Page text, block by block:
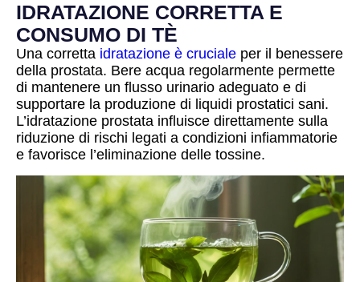
IDRATAZIONE CORRETTA E
CONSUMO DI TÈ
Una corretta idratazione è cruciale per il benessere
della prostata. Bere acqua regolarmente permette
di mantenere un flusso urinario adeguato e di
supportare la produzione di liquidi prostatici sani.
L’idratazione prostata influisce direttamente sulla
riduzione di rischi legati a condizioni infiammatorie
e favorisce l’eliminazione delle tossine.